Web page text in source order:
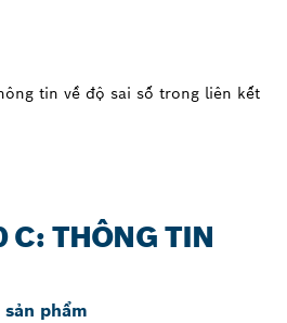
tin về độ sai số trong liên kết
C: THÔNG TIN
phẩm